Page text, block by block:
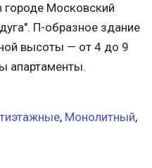
Московский
П-образное здание
высоты — от 4 до 9
апартаменты.
, Монолитный,